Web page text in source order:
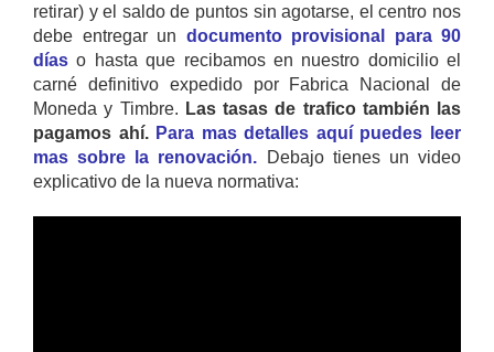
retirar) y el saldo de puntos sin agotarse, el centro nos
debe entregar un documento provisional para 90
días o hasta que recibamos en nuestro domicilio el
carné definitivo expedido por Fabrica Nacional de
Moneda y Timbre. Las tasas de trafico también las
pagamos ahí. Para mas detalles aquí puedes leer
mas sobre la renovación. Debajo tienes un video
explicativo de la nueva normativa: